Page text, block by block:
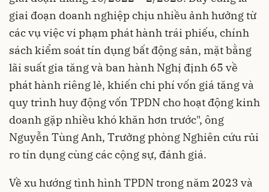
giai đoạn doanh nghiệp chịu nhiều ảnh hưởng từ
các vụ việc vi phạm phát hành trái phiếu, chính
sách kiểm soát tín dụng bất động sản, mặt bằng
lãi suất gia tăng và ban hành Nghị định 65 về
phát hành riêng lẻ, khiến chi phí vốn giá tăng và
quy trình huy động vốn TPDN cho hoạt động kinh
doanh gặp nhiều khó khăn hơn trước", ông
Nguyễn Tùng Anh, Trưởng phòng Nghiên cứu rủi
ro tín dụng cùng các cộng sự, đánh giá.
Về xu hướng tình hình TPDN trong năm 2023 và